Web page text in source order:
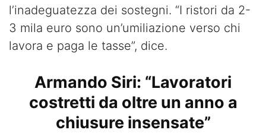
l’inadeguatezza dei sostegni. “I ristori da 2-
3 mila euro sono un’umiliazione verso chi
lavora e paga le tasse”, dice.
Armando Siri: “Lavoratori
costretti da oltre un anno a
chiusure insensate”